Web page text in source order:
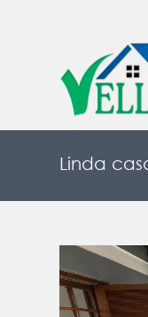
Linda